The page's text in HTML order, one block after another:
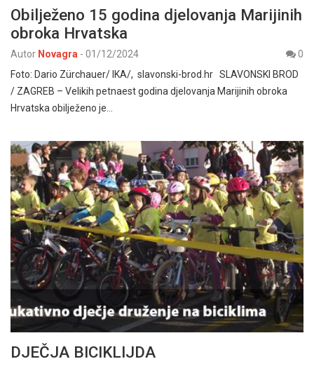
Obilježeno 15 godina djelovanja Marijinih
obroka Hrvatska
Autor Novagra - 01/12/2024
0
Foto: Dario Zürchauer/ IKA/, slavonski-brod.hr SLAVONSKI BROD
/ ZAGREB – Velikih petnaest godina djelovanja Marijinih obroka
Hrvatska obilježeno je…
DJEČJA BICIKLIJDA